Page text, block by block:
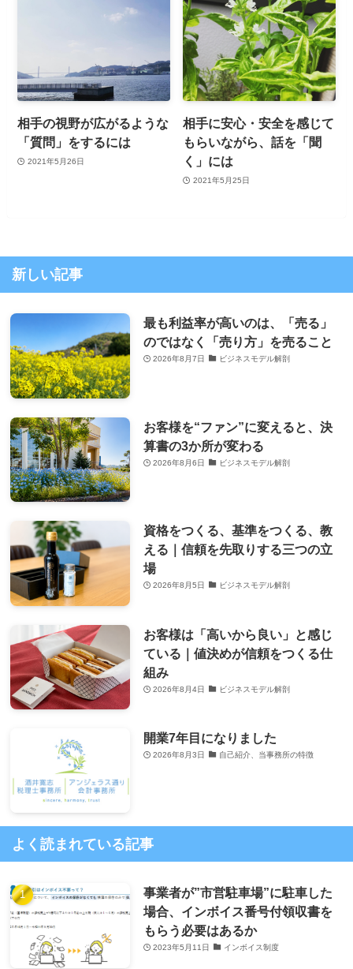
相手の視野が広がるような
「質問」をするには
2021年5月26日
相手に安心・安全を感じて
もらいながら、話を「聞
く」には
2021年5月25日
新しい記事
最も利益率が高いのは、「売る」
のではなく「売り方」を売ること
2026年8月7日 ビジネスモデル解剖
お客様を“ファン”に変えると、決
算書の3か所が変わる
2026年8月6日 ビジネスモデル解剖
資格をつくる、基準をつくる、教
える｜信頼を先取りする三つの立
場
2026年8月5日 ビジネスモデル解剖
お客様は「高いから良い」と感じ
ている｜値決めが信頼をつくる仕
組み
2026年8月4日 ビジネスモデル解剖
開業7年目になりました
2026年8月3日 自己紹介、当事務所の特徴
よく読まれている記事
事業者が”市営駐車場”に駐車した
場合、インボイス番号付領収書を
もらう必要はあるか
2023年5月11日 インボイス制度